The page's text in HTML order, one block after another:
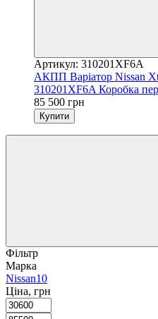
Артикул: 310201XF6A
АКПП Варіатор Nissan
310201XF6A Коробка
85 500 грн
Купити
Фільтр
Марка
Nissan10
Ціна, грн